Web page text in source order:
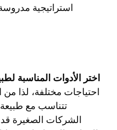
استراتيجية
اختر الأدوات المناسبة
احتياجات مختلفة، لذا من
تتناسب مع
الشركات الصغيرة